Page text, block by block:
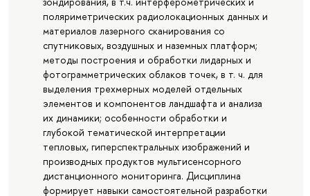
поляриметрических радиолокационных данных и
материалов лазерного сканирования со
спутниковых, воздушных и наземных платформ;
методы построения и обработки лидарных и
фотограмметрических облаков точек, в т. ч. для
выделения трехмерных моделей отдельных
элементов и компонентов ландшафта и анализа
их динамики; особенности обработки и
глубокой тематической интерпретации
тепловых, гиперспектральных изображений и
производных продуктов мультисенсорного
дистанционного мониторинга. Дисциплина
формирует навыки самостоятельной разработки